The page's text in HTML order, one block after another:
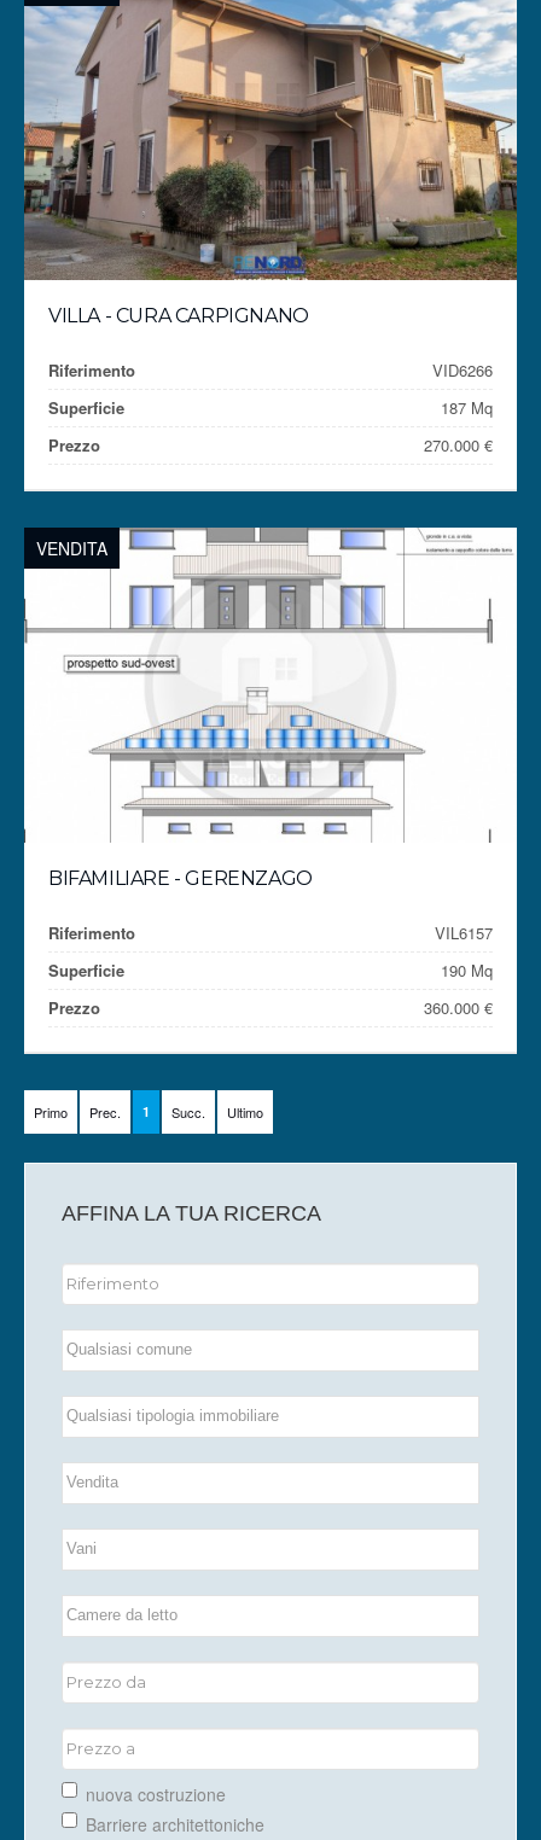
VILLA - CURA CARPIGNANO
Riferimento
VID6266
Superficie
187 Mq
Prezzo
270.000 €
VENDITA
BIFAMILIARE - GERENZAGO
Riferimento
VIL6157
Superficie
190 Mq
Prezzo
360.000 €
Primo Prec. 1 Succ. Ultimo
AFFINA LA TUA RICERCA
nuova costruzione
Barriere architettoniche